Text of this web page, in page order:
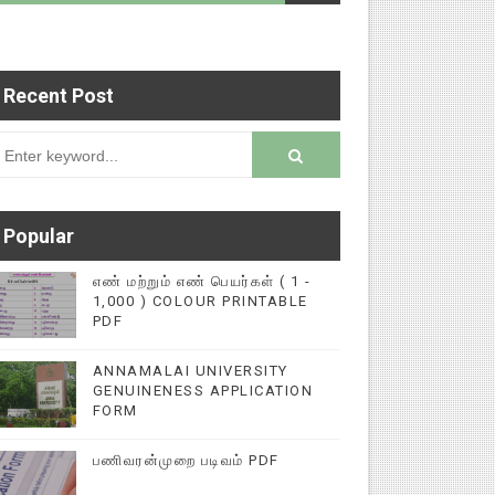
மின்னல் கல்விச் செய்தி
Recent Post
Popular
எண் மற்றும் எண் பெயர்கள் ( 1 -
1,000 ) COLOUR PRINTABLE
PDF
ANNAMALAI UNIVERSITY
GENUINENESS APPLICATION
FORM
பணிவரன்முறை படிவம் PDF